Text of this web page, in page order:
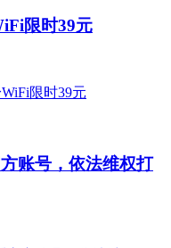
限时39元
账号，依法维权打